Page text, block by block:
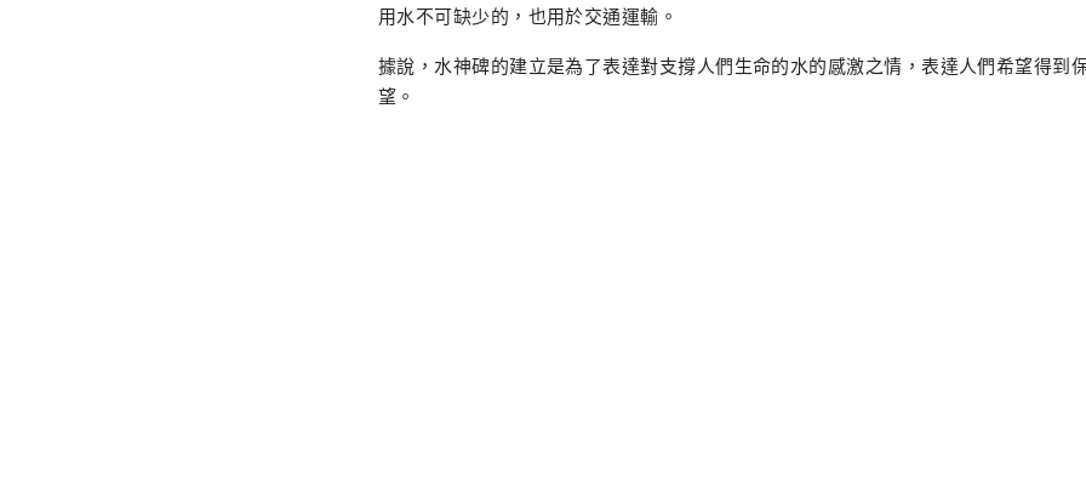
用水不可缺少的，也用於交通運輸。
據說，水神碑的建立是為了表達對支撐人們生命的水的感激之情，表達人們希望得到
望。